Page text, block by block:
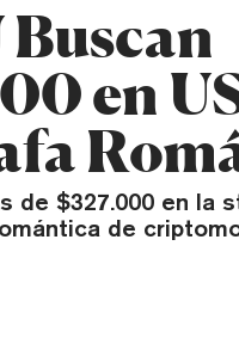
Buscan
en
de $327.000 en la
de